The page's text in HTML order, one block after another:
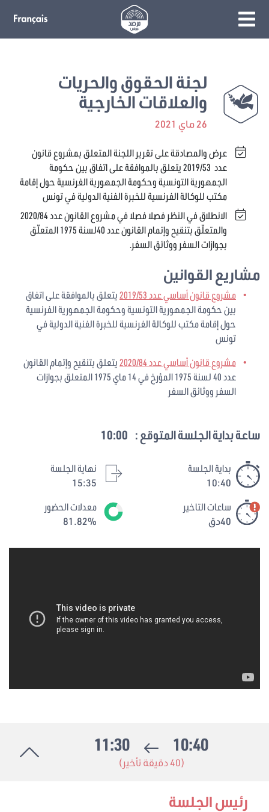
لجنة الحقوق والحريات
والعلاقات الخارجية
26 ماي 2021
عرض والمصادقة على تقرير اللجنة المتعلق بمشروع قانون
عدد 2019/53 يتعلق بالموافقة على اتفاق بين حكومة
الجمهورية التونسية وحكومة الجمهورية الفرنسية حول إقامة
مكتب للوكالة الفرنسية للخبرة الفنية الدولية في تونس
الانطلاق في النظر فصلا فصلا في مشروع القانون عدد 2020/84
والمتعلّق بتنقيح وإتمام القانون عدد 40لسنة 1975 المتعلّق
بجوازات السفر ووثائق السفر.
مشاريع القوانين
مشروع قانون أساسي عدد 2019/53
يتعلق بالموافقة على اتفاق
بين حكومة الجمهورية التونسية وحكومة الجمهورية الفرنسية
حول إقامة مكتب للوكالة الفرنسية للخبرة الفنية الدولية في
تونس
مشروع قانون أساسي عدد 2020/84
يتعلق بتنقيح وإتمام القانون
عدد 40 لسنة 1975 المؤرخ في 14 ماي 1975 المتعلق بجوازات
السفر ووثائق السفر
ساعة بداية الجلسة المتوقع : 10:00
بداية الجلسة
10:40
نهاية الجلسة
15:35
ساعات التاخير
40دق
معدلات الحضور
81.82%
10:40
11:30
(40 دقيقة تأخير)
رئيس الجلسة